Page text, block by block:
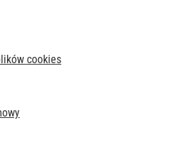
cookies